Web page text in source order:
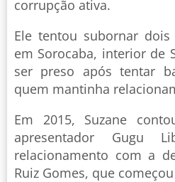
corrupção ativa.
Ele tentou subornar
em Sorocaba, interior de
ser preso após tentar
quem mantinha
Em 2015, Suzane
apresentador Gugu
relacionamento com a
Ruiz Gomes, que